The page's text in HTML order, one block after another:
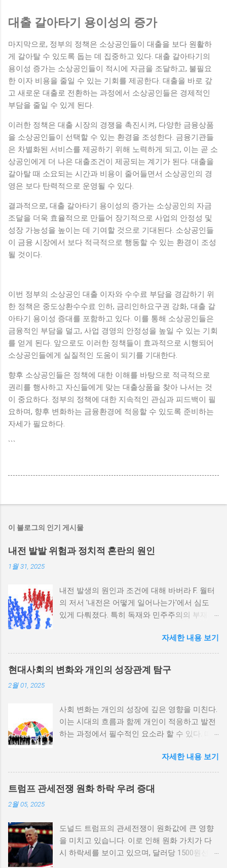
대출 갈아타기 용이성의 증가
마지막으로, 정부의 정책은 소상공인들이 대출을 보다 원활하
게 갈아탈 수 있도록 돕는 데 집중하고 있다. 대출 갈아타기의
용이성 증가는 소상공인들이 적시에 자금을 조달하고, 불필요
한 이자 비용을 줄일 수 있는 기회를 제공한다. 대출을 바로 갚
고 새로운 대출로 전환하는 과정에서 소상공인들은 경제적인
부담을 줄일 수 있게 된다.
이러한 정책은 대출 시장의 경쟁을 촉진시켜, 다양한 금융상품
을 소상공인들이 선택할 수 있는 환경을 조성한다. 금융기관들
은 차별화된 서비스를 제공하기 위해 노력하게 되고, 이는 곧 소
상공인에게 더 나은 대출조건이 제공되는 계기가 된다. 대출을
갈아탈 때 소요되는 시간과 비용이 줄어들면서 소상공인의 경
영은 보다 탄력적으로 운영될 수 있다.
결과적으로, 대출 갈아타기 용이성의 증가는 소상공인의 자금
조달을 더욱 효율적으로 만들어 장기적으로 사업의 안정성 및
성장 가능성을 높이는 데 기여할 것으로 기대된다. 소상공인들
이 금융 시장에서 보다 적극적으로 행동할 수 있는 환경이 조성
될 것이다.
이번 정부의 소상공인 대출 이자와 수수료 부담을 경감하기 위
한 정책은 중도상환수수료 인하, 금리인하요구권 강화, 대출 갈
아타기 용이성 증대를 포함하고 있다. 이를 통해 소상공인들은
금융적인 부담을 덜고, 사업 경영의 안정성을 높일 수 있는 기회
를 얻게 된다. 앞으로도 이러한 정책들이 효과적으로 시행되어
소상공인들에게 실질적인 도움이 되기를 기대한다.
향후 소상공인들은 정책에 대한 이해를 바탕으로 적극적으로
권리를 행사하고 자신들에게 맞는 대출상품을 찾아 나서는 것
이 중요하다. 정부의 정책에 대한 지속적인 관심과 피드백이 필
요하며, 향후 변화하는 금융환경에 적응할 수 있도록 준비하는
자세가 필요하다.
```
이 블로그의 인기 게시물
내전 발발 위험과 정치적 혼란의 원인
1월 31, 2025
내전 발생의 원인과 조건에 대해 바버라 F. 월터
의 저서 '내전은 어떻게 일어나는가'에서 심도
있게 다뤄졌다. 특히 독재와 민주주의의 부재가
정치적 파벌화와 경제·군사 체제의 불안정성이
내전의 촉매제가 된다는 사실은 우리에게 중요
한 교훈을 준다. 정치적 불안정성과 내전 발발
위험 정치적 불안정성은 내전 발발의 핵심 요인
적 갈등이 심화되고, 이로 인해 내전의 위험이
증가한다. 이와 같은 경우, 국민들은 정부에 대
한 불만을 느끼고, 체제 전복을 위해 무장 세력
역사적으로도 정치적 불안정성이 높은 국가에
서는 종종 내전이 발발했던 예가 많다. 이러한
비극적인 상황을 방지하기 위해서는 먼저 정치
한 원인 중 하나는 경제적 불균형이다. 경제가
일부 계층에 의해 독점되고, 대다수의 국민이 경
제적 불안정과 빈곤 속에서 고통받게 되면, 사회
자세한 내용 보기
현대사회의 변화와 개인의 성장관계 탐구
2월 01, 2025
사회 변화는 개인의 성장에 깊은 영향을 미친다.
이는 시대의 흐름과 함께 개인이 적응하고 발전
하는 과정에서 필수적인 요소라 할 수 있다. 따
탐구하는 것이 필요하다. 사회 변화의 의미와 구
조 사회 변화란 특정 사회의 구조, 문화, 가치관
등이 시간이 지남에 따라 변화하는 과정을 의미
한다. 이러한 변화는 다양한 요인에 의해 발생할
이루어진다. 예를 들어, 산업 혁명은 사람들이
일하는 방식과 생활 방식을 완전히 변화시켰다.
이에 따라 개인의 역할과 목표 또한 변화할 수밖
자세한 내용 보기
트럼프 관세전쟁 원화 하락 우려 증대
2월 05, 2025
도널드 트럼프의 관세전쟁이 원화값에 큰 영향
을 미치고 있습니다. 이로 인해 원화 가치가 다
시 하락세를 보이고 있으며, 달러당 1500원선이